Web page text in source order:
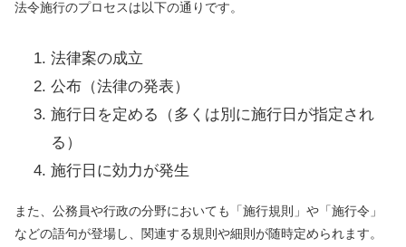
法令施行のプロセスは以下の通りです。
法律案の成立
公布（法律の発表）
施行日を定める（多くは別に施行日が指定され
る）
施行日に効力が発生
また、公務員や行政の分野においても「施行規則」や「施行令」
などの語句が登場し、関連する規則や細則が随時定められます。